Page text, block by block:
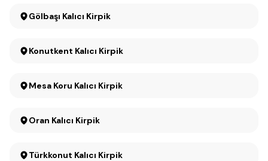
Gölbaşı Kalıcı Kirpik
Konutkent Kalıcı Kirpik
Mesa Koru Kalıcı Kirpik
Oran Kalıcı Kirpik
Türkkonut Kalıcı Kirpik